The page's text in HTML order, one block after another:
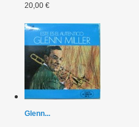
20,00 €
Glenn...